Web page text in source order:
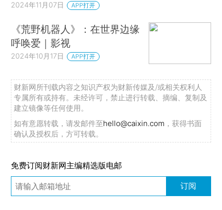
2024年11月07日 APP打开
《荒野机器人》：在世界边缘
呼唤爱｜影视
2024年10月17日 APP打开
财新网所刊载内容之知识产权为财新传媒及/或相关权利人
专属所有或持有。未经许可，禁止进行转载、摘编、复制及
建立镜像等任何使用。
如有意愿转载，请发邮件至hello@caixin.com ，获得书面
确认及授权后，方可转载。
免费订阅财新网主编精选版电邮
订阅